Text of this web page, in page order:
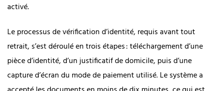
activé.
Le processus de vérification d’identité, requis avant tout
retrait, s’est déroulé en trois étapes : téléchargement d’une
pièce d’identité, d’un justificatif de domicile, puis d’une
capture d’écran du mode de paiement utilisé. Le système a